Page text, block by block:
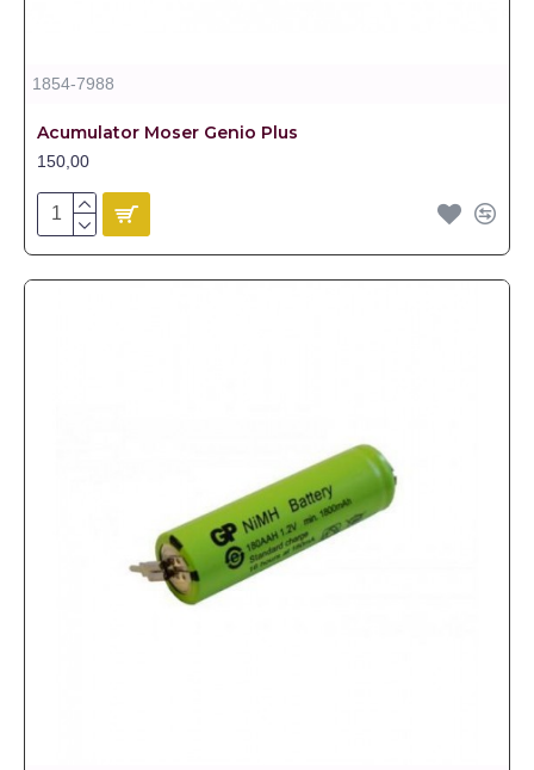
1854-7988
Acumulator Moser Genio Plus
150,00